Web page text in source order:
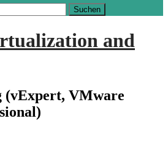
and
(vExpert, VMware